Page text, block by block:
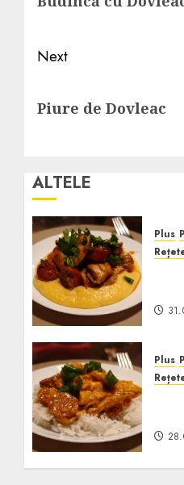
Next
post:
Piure de Dovleac
ALTELE
Plus
Plus